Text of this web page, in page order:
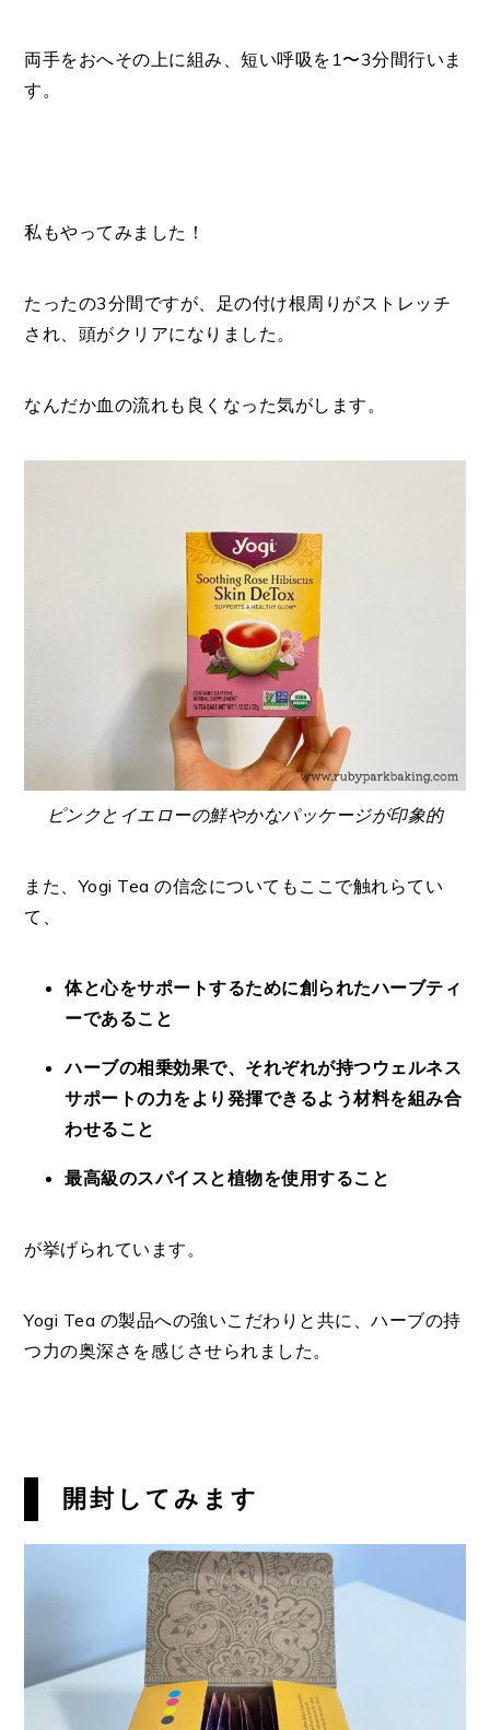
両手をおへその上に組み、短い呼吸を1〜3分間行いま
す。
私もやってみました！
たったの3分間ですが、足の付け根周りがストレッチ
され、頭がクリアになりました。
なんだか血の流れも良くなった気がします。
ピンクとイエローの鮮やかなパッケージが印象的
また、Yogi Tea の信念についてもここで触れらてい
て、
体と心をサポートするために創られたハーブティ
ーであること
ハーブの相乗効果で、それぞれが持つウェルネス
サポートの力をより発揮できるよう材料を組み合
わせること
最高級のスパイスと植物を使用すること
が挙げられています。
Yogi Tea の製品への強いこだわりと共に、ハーブの持
つ力の奥深さを感じさせられました。
開封してみます